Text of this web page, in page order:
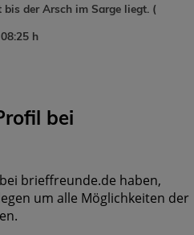
der Arsch im Sarge liegt. (
h
bei
brieffreunde.de haben,
um alle Möglichkeiten der